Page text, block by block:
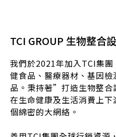
TCI GROUP 生物整合
我們於2021年加入TCI集
健食品、醫療器材、基因
品。秉持著”打造生物整
在生命健康及生活消費上
個綿密的大網絡。